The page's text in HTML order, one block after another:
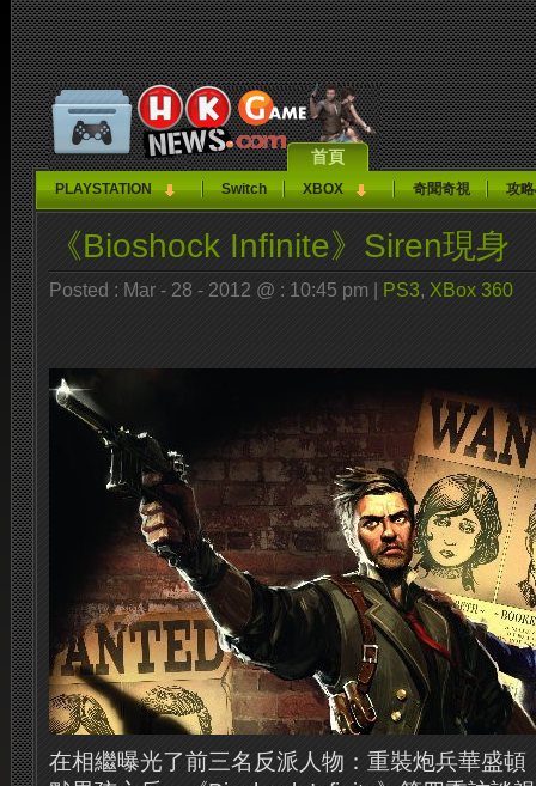
首頁
PLAYSTATION Switch XBOX 奇聞奇視 攻
《Bioshock Infinite》Siren現身
Posted : Mar - 28 - 2012 @ : 10:45 pm | PS3, XBox 360
在相繼曝光了前三名反派人物：重裝炮兵華盛